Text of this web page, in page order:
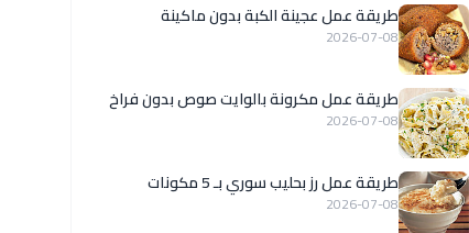
طريقة عمل عجينة الكبة بدون ماكينة
2026-07-08
طريقة عمل مكرونة بالوايت صوص بدون فراخ
2026-07-08
طريقة عمل رز بحليب سوري بـ 5 مكونات
2026-07-08